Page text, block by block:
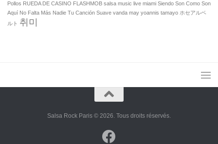
Pollos RUEDA DE CASINO FLASHMOB salsa music live miami Siendo Son Como Son
Aquí No Falta Más Nadie Tu Canción Suave vanda may yoannis tamayo ホセアルベ
ルト 취미
Salsa Rock Paris © 2026. Tous droits réservés.